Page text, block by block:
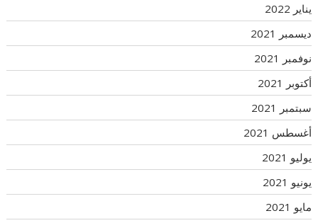
يناير 2022
ديسمبر 2021
نوفمبر 2021
أكتوبر 2021
سبتمبر 2021
أغسطس 2021
يوليو 2021
يونيو 2021
مايو 2021